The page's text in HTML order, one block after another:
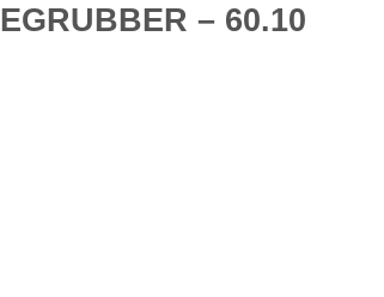
– 60.10